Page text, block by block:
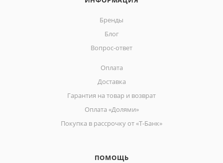
Бренды
Блог
Вопрос-ответ
Оплата
Доставка
Гарантия на товар и возврат
Оплата «Долями»
Покупка в рассрочку от «Т-Банк»
ПОМОЩЬ